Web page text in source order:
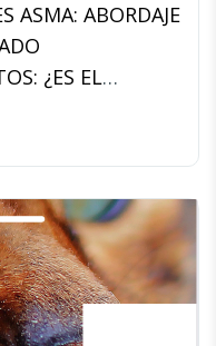
ASMA: ABORDAJE
¿ES EL